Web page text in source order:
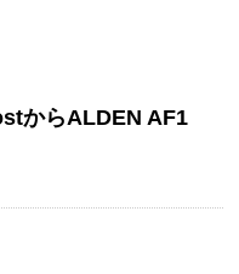
からALDEN AF1